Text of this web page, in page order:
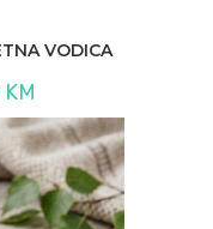
VODICA
KM
od
4,00 KM
do
7,00 KM